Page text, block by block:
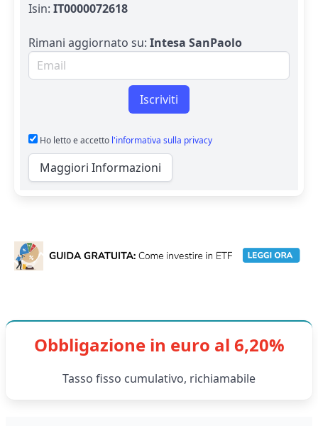
Isin: IT0000072618
Rimani aggiornato su: Intesa SanPaolo
Email per newsletter
Iscriviti
Ho letto e accetto l'informativa sulla privacy
Maggiori Informazioni
Obbligazione in euro al 6,20%
Tasso fisso cumulativo, richiamabile